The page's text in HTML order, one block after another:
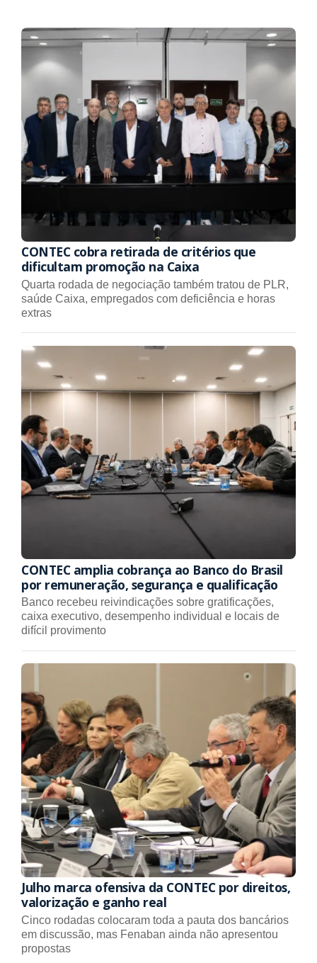
CONTEC cobra retirada de critérios que
dificultam promoção na Caixa
Quarta rodada de negociação também tratou de PLR,
saúde Caixa, empregados com deficiência e horas
extras
CONTEC amplia cobrança ao Banco do Brasil
por remuneração, segurança e qualificação
Banco recebeu reivindicações sobre gratificações,
caixa executivo, desempenho individual e locais de
difícil provimento
Julho marca ofensiva da CONTEC por direitos,
valorização e ganho real
Cinco rodadas colocaram toda a pauta dos bancários
em discussão, mas Fenaban ainda não apresentou
propostas